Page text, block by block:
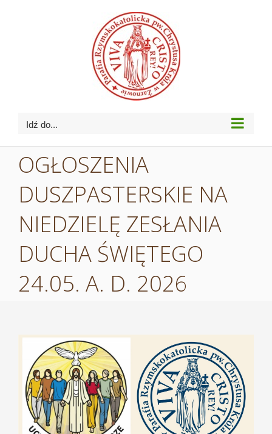
Idź do...
OGŁOSZENIA
DUSZPASTERSKIE NA
NIEDZIELĘ ZESŁANIA
DUCHA ŚWIĘTEGO
24.05. A. D. 2026
Pokaż
większy
obrazek